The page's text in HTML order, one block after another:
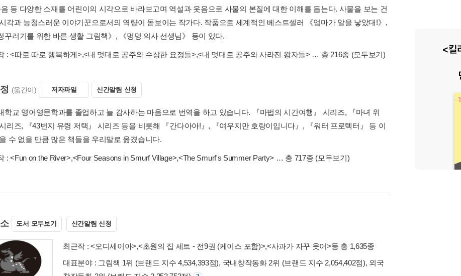
등 다양한 소재를 어린이의 시각으로 바라보고며 역설과 웃음으로 사물의 본질에 대한 이해를 돕는다. 사물을 보는 건
각과 능청스러운 이야기꾼으로서의 역량이 돋보이는 작가다. 작품으로 세계적인 베스트셀러 《엄마가 알을 낳았대!》,
꾸러기를 위한 바른 생활 그림책》, 《멍멍 의사 선생님》 등이 있다.
:<따로 따로 행복하게>,<내 멋대로 공주와 수상한 요정들>,<내 멋대로 공주와 사라진 왕자들> … 총 216종 (모두보기)
(옮긴이) 저자파일 신간알림 신청
학교 영어영문학과를 졸업하고 늘 감사하는 마음으로 번역을 하고 있습니다. 『마법의 시간여행』 시리즈, 『마녀 위
리즈, 『43번지 유령 저택』 시리즈 등을 비롯해 『간다아아!』, 『여우지만 호랑이입니다』, 『워터 프로텍터』 등 이
수 없을 만큼 많은 책들을 우리말로 옮겼습니다.
:<Fun on the River>,<Four Seasons in Smurf Village>,<The Smurf's Summer Party> … 총 717종 (모두보기)
도서 모두보기 신간알림 신청
최근작 :<오디세이아>,<초원의 집 세트 - 전9권 (케이스 포함)>,<사과가 자꾸 웃어>등 총 1,635종
대표분야 : 그림책 1위 (브랜드 지수 4,534,393점), 국내창작동화 2위 (브랜드 지수 2,054,402점), 외국